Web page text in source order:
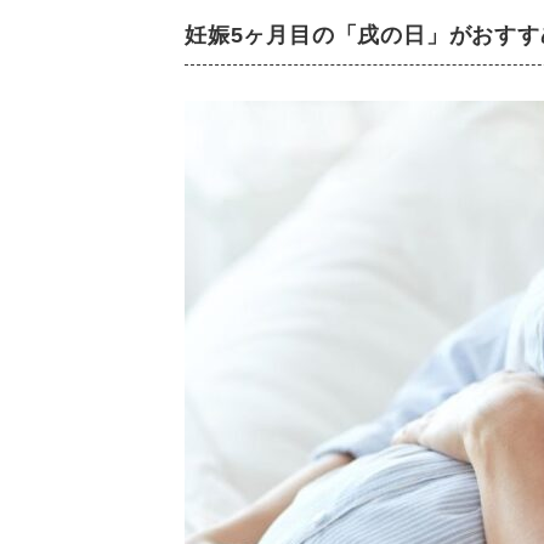
妊娠5ヶ月目の「戌の日」がおす